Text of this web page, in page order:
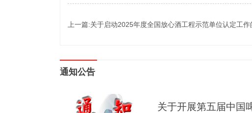
上一篇:关于启动2025年度全国放心酒工程示范单位认定工作
通知公告
关于开展第五届中国